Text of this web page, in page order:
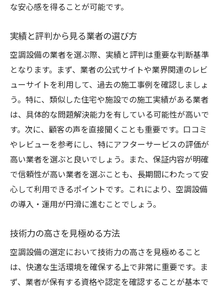
な安心感を得ることが可能です。
実績と評判から見る業者の選び方
空調設備の業者を選ぶ際、実績と評判は重要な判断基準
となります。まず、業者の公式サイトや業界関連のレビ
ューサイトを利用して、過去の施工事例を確認しましょ
う。特に、類似した住宅や施設での施工実績がある業者
は、具体的な問題解決能力を有している可能性が高いで
す。次に、顧客の声を直接聞くことも重要です。口コミ
やレビューを参考にし、特にアフターサービスの評価が
高い業者を選ぶと良いでしょう。また、保証内容が明確
で信頼性が高い業者を選ぶことも、長期間にわたって安
心して利用できるポイントです。これにより、空調設備
の導入・運用が円滑に進むことでしょう。
技術力の高さを見極める方法
空調設備の選定において技術力の高さを見極めること
は、快適な生活環境を確保する上で非常に重要です。ま
ず、業者が保有する資格や認定を確認することが基本で